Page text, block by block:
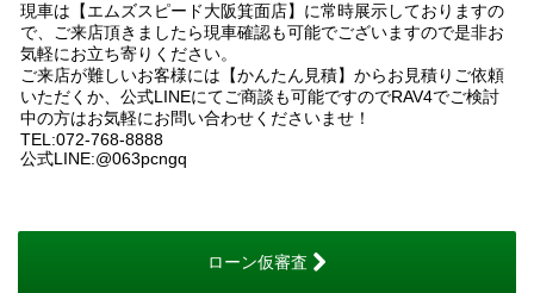
現車は【エムズスピード大阪箕面店】に常時展示しておりますの
で、ご来店頂きましたら現車確認も可能でございますので是非お
気軽にお立ち寄りください。
ご来店が難しいお客様には【かんたん見積】からお見積りご依頼
いただくか、公式LINEにてご商談も可能ですのでRAV4でご検討
中の方はお気軽にお問い合わせくださいませ！
TEL:072-768-8888
公式LINE:@063pcngq
ローン仮審査